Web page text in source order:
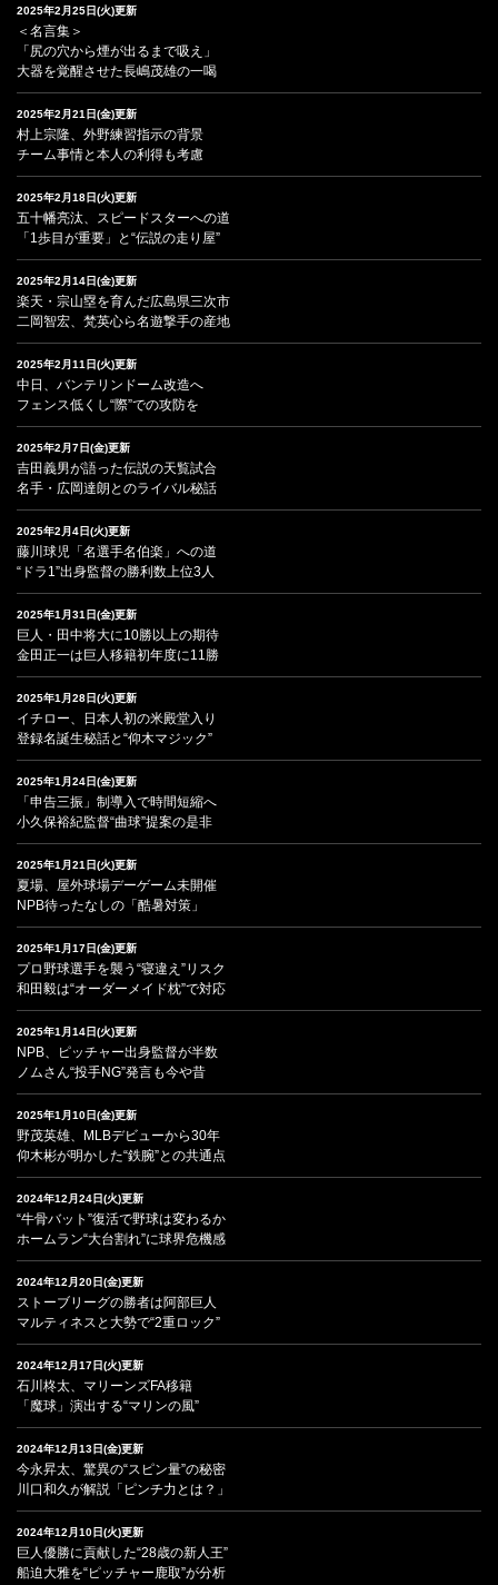
2025年2月25日(火)更新
＜名言集＞
「尻の穴から煙が出るまで吸え」
大器を覚醒させた長嶋茂雄の一喝
2025年2月21日(金)更新
村上宗隆、外野練習指示の背景
チーム事情と本人の利得も考慮
2025年2月18日(火)更新
五十幡亮汰、スピードスターへの道
「1歩目が重要」と“伝説の走り屋”
2025年2月14日(金)更新
楽天・宗山塁を育んだ広島県三次市
二岡智宏、梵英心ら名遊撃手の産地
2025年2月11日(火)更新
中日、バンテリンドーム改造へ
フェンス低くし“際”での攻防を
2025年2月7日(金)更新
吉田義男が語った伝説の天覧試合
名手・広岡達朗とのライバル秘話
2025年2月4日(火)更新
藤川球児「名選手名伯楽」への道
“ドラ1”出身監督の勝利数上位3人
2025年1月31日(金)更新
巨人・田中将大に10勝以上の期待
金田正一は巨人移籍初年度に11勝
2025年1月28日(火)更新
イチロー、日本人初の米殿堂入り
登録名誕生秘話と“仰木マジック”
2025年1月24日(金)更新
「申告三振」制導入で時間短縮へ
小久保裕紀監督“曲球”提案の是非
2025年1月21日(火)更新
夏場、屋外球場デーゲーム未開催
NPB待ったなしの「酷暑対策」
2025年1月17日(金)更新
プロ野球選手を襲う“寝違え”リスク
和田毅は“オーダーメイド枕”で対応
2025年1月14日(火)更新
NPB、ピッチャー出身監督が半数
ノムさん“投手NG”発言も今や昔
2025年1月10日(金)更新
野茂英雄、MLBデビューから30年
仰木彬が明かした“鉄腕”との共通点
2024年12月24日(火)更新
“牛骨バット”復活で野球は変わるか
ホームラン“大台割れ”に球界危機感
2024年12月20日(金)更新
ストーブリーグの勝者は阿部巨人
マルティネスと大勢で“2重ロック”
2024年12月17日(火)更新
石川柊太、マリーンズFA移籍
「魔球」演出する“マリンの風”
2024年12月13日(金)更新
今永昇太、驚異の“スピン量”の秘密
川口和久が解説「ピンチ力とは？」
2024年12月10日(火)更新
巨人優勝に貢献した“28歳の新人王”
船迫大雅を“ピッチャー鹿取”が分析